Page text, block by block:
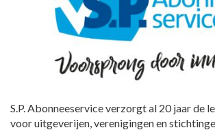
S.P. Abonneeservice verzorgt al 20 jaar de
voor uitgeverijen, verenigingen en